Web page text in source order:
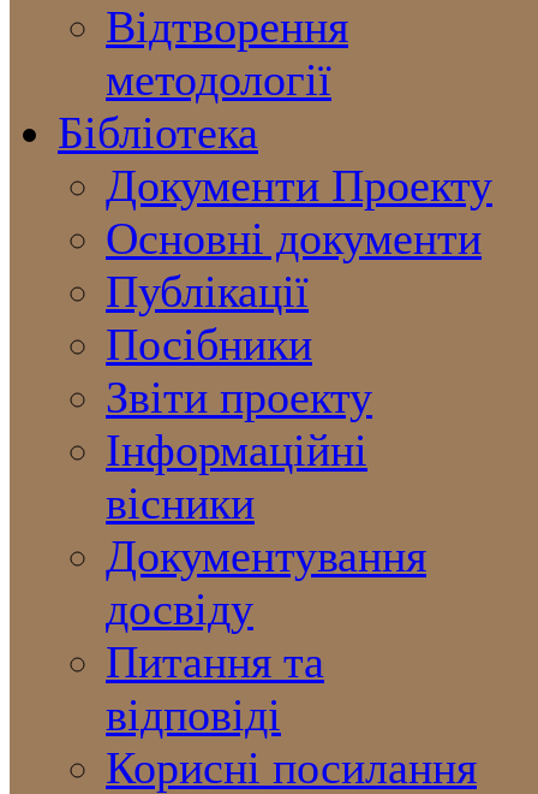
Відтворення
методології
Бібліотека
Документи Проекту
Основні документи
Публікації
Посібники
Звіти проекту
Інформаційні
вісники
Документування
досвіду
Питання та
відповіді
Корисні посилання